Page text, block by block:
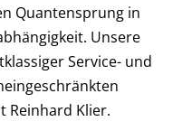
Quantensprung in
Unsere
Service- und
Reinhard Klier.